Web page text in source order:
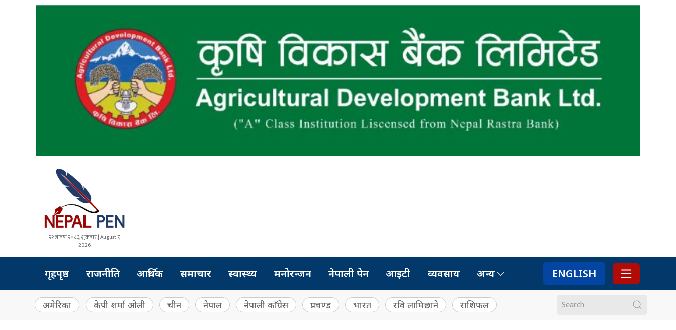
२२ श्रावण २०८३, शुक्रबार | August 7,
2026
गृहपृष्ठ राजनीति आर्थिक समाचार स्वास्थ्य मनोरन्जन नेपाली पेन आइटी व्यवसाय अन्य ENGLISH
अमेरिका केपी शर्मा ओली चीन नेपाल नेपाली काँग्रेस प्रचण्ड भारत रवि लामिछाने राशिफल